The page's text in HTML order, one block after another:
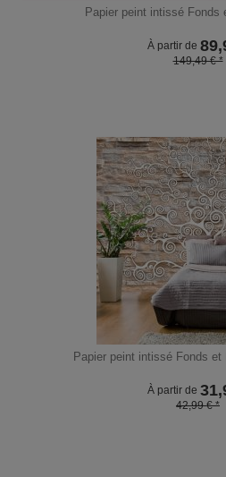
Papier peint intissé Fonds
À partir de
149,49 € *
Papier peint intissé Fonds
À partir de
42,99 € *